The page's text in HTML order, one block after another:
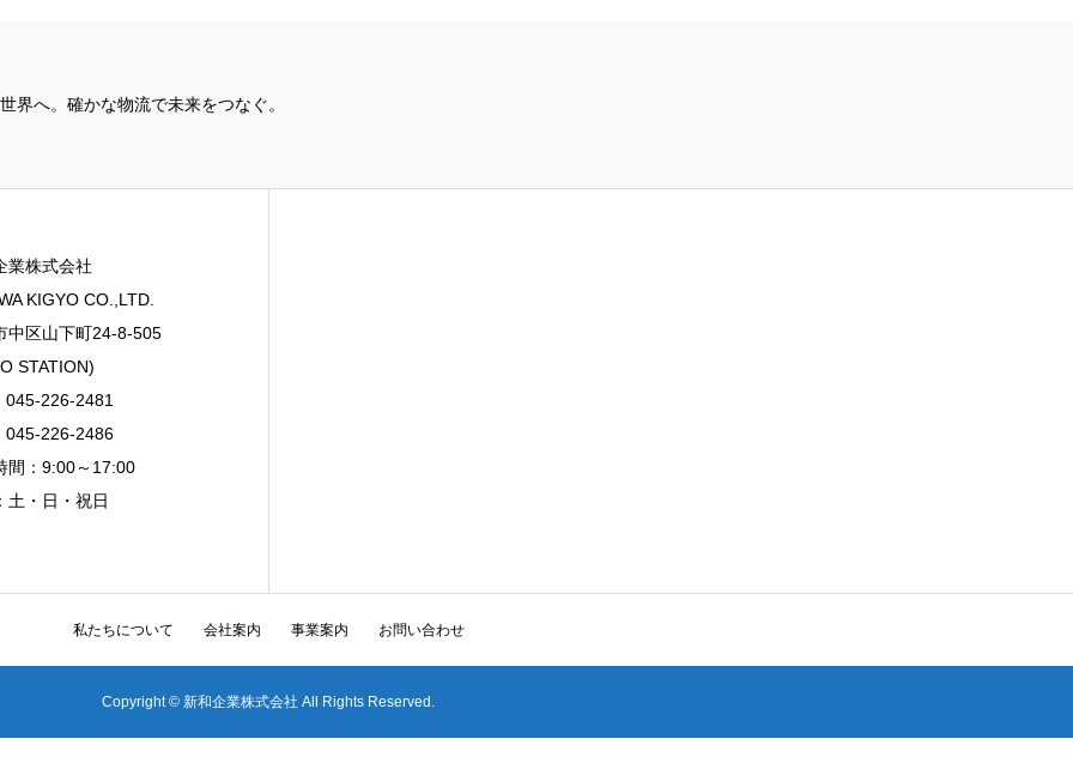
界へ。確かな物流で未来をつなぐ。
業株式会社
KIGYO CO.,LTD.
中区山下町24-8-505
STATION)
045-226-2481
045-226-2486
間：9:00～17:00
土・日・祝日
私たちについて 会社案内 事業案内 お問い合わせ
Copyright © 新和企業株式会社 All Rights Reserved.